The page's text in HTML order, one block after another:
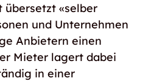
übersetzt «selber
und Unternehmen
Anbietern einen
Mieter lagert dabei
in einer